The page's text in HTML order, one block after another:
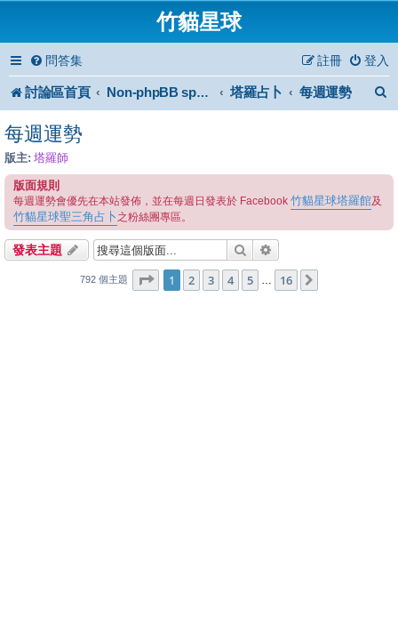
竹貓星球
問答集 登入
註冊
討論區首頁 Non-phpBB specific 塔羅占卜 每週運勢
每週運勢
版主: 塔羅師
版面規則
每週運勢會優先在本站發佈，並在每週日發表於 Facebook 竹貓星球塔羅館及
竹貓星球聖三角占卜 之粉絲團專區。
發表主題 搜尋
792 個主題 第1 頁 (共 16頁)
1 2 3 4 5 … 16